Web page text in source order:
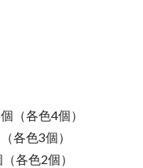
各色4個）
色3個）
色2個）